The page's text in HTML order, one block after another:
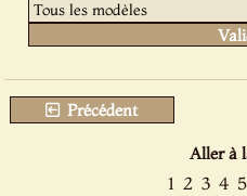
Précédent
Aller à
1 2 3 4 5